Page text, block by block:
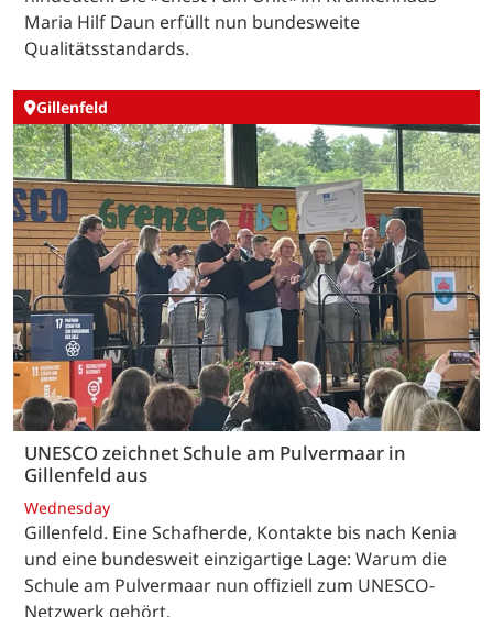
Maria Hilf Daun erfüllt nun bundesweite
Qualitätsstandards.
Gillenfeld
UNESCO zeichnet Schule am Pulvermaar in
Gillenfeld aus
Wednesday
Gillenfeld. Eine Schafherde, Kontakte bis nach Kenia
und eine bundesweit einzigartige Lage: Warum die
Schule am Pulvermaar nun offiziell zum UNESCO-
Netzwerk gehört.